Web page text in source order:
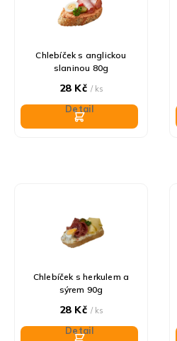
ů
Chlebíček s anglickou
slaninou 80g
28 Kč / ks
Detail
Chlebíček s herkulem a
sýrem 90g
28 Kč / ks
Detail